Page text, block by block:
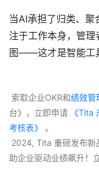
当AI承担了归类、聚
注于工作本身，管
图——这才是智能工
索取企业OKR和绩效管
台》，立即申请 《Tita
考核表》
。
助企业驱动业绩飙升！